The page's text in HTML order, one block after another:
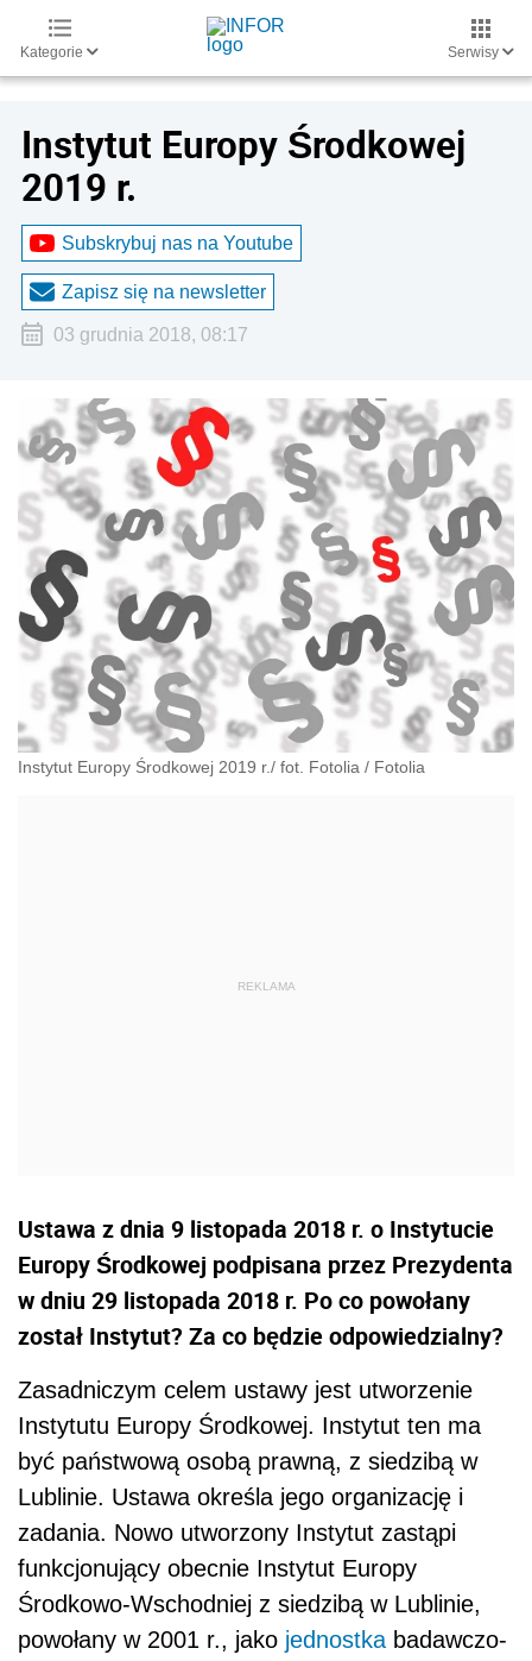
Kategorie Serwisy
Instytut Europy Środkowej
2019 r.
Subskrybuj nas na Youtube
Zapisz się na newsletter
03 grudnia 2018, 08:17
Instytut Europy Środkowej 2019 r./ fot. Fotolia / Fotolia
Ustawa z dnia 9 listopada 2018 r. o Instytucie
Europy Środkowej podpisana przez Prezydenta
w dniu 29 listopada 2018 r. Po co powołany
został Instytut? Za co będzie odpowiedzialny?
Zasadniczym celem ustawy jest utworzenie
Instytutu Europy Środkowej. Instytut ten ma
być państwową osobą prawną, z siedzibą w
Lublinie. Ustawa określa jego organizację i
zadania. Nowo utworzony Instytut zastąpi
funkcjonujący obecnie Instytut Europy
Środkowo-Wschodniej z siedzibą w Lublinie,
powołany w 2001 r., jako jednostka badawczo-